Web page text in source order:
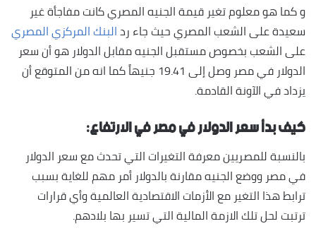
و كما هو معلوم تغير قيمة الجنيه المصري كانت مفاجأة غير
سعيدة على الشعب المصري حيث جاء ردالبنك المركزي المصري
على الشعب بخصوص مستقبل الجنيه مقابل الدولار هو أن سعر
الدولار في مصر وصل إلى 19.41 جنيهاً كما انه من المتوقع أن
يزداد في الآونة القادمة.
كيف بدأ سعر الدولار في مصر في الارتفاع:
بالنسبة للمصريين معرفة التغيرات التي تحدث مع سعر الدولار
في مصر ووضع الجنيه مقارنة بالدولار أمر مهم للغاية بسبب
ترابط هذا التغير مع الأزمات الاقتصادية العالمية وأي قرارات
ترتبت لحل تلك الازمة المالية التي تسير بها بلادهم.